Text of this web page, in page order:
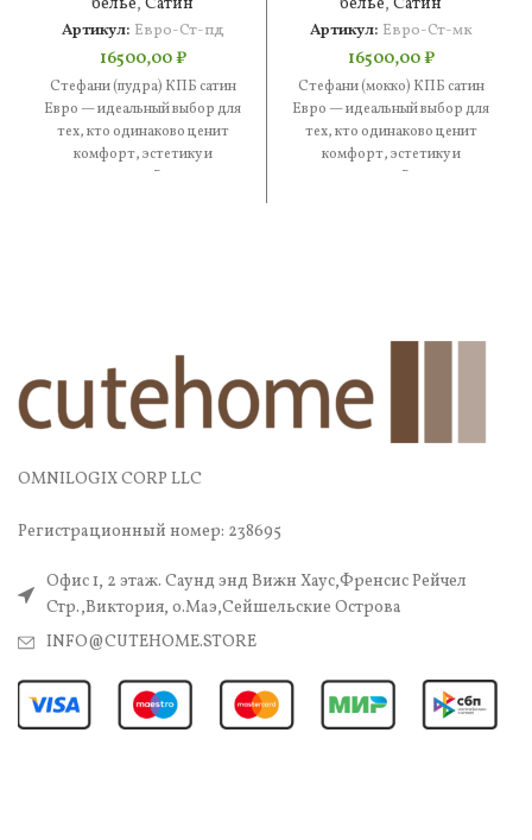
Артикул: Евро-Ст-пд
16500,00₽
Стефани (пудра) КПБ сатин
Евро — идеальный выбор для
тех, кто одинаково ценит
комфорт, эстетику и
практичность. В составе —
Артикул: Евро-Ст-мк
16500,00₽
Стефани (мокко) КПБ сатин
Евро — идеальный выбор для
тех, кто одинаково ценит
комфорт, эстетику и
практичность. В составе —
OMNILOGIX CORP LLC
Регистрационный номер: 238695
Офис 1, 2 этаж. Саунд энд Вижн Хаус,Френсис Рейчел
Стр.,Виктория, о.Маэ,Сейшельские Острова
INFO@CUTEHOME.STORE